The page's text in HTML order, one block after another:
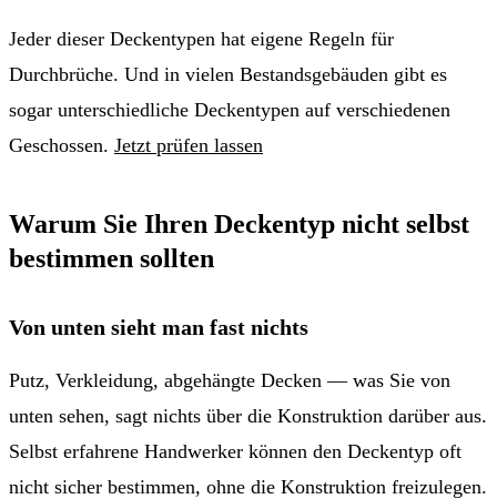
Jeder dieser Deckentypen hat eigene Regeln für
Durchbrüche. Und in vielen Bestandsgebäuden gibt es
sogar unterschiedliche Deckentypen auf verschiedenen
Geschossen. Jetzt prüfen lassen
Warum Sie Ihren Deckentyp nicht selbst
bestimmen sollten
Von unten sieht man fast nichts
Putz, Verkleidung, abgehängte Decken — was Sie von
unten sehen, sagt nichts über die Konstruktion darüber aus.
Selbst erfahrene Handwerker können den Deckentyp oft
nicht sicher bestimmen, ohne die Konstruktion freizulegen.